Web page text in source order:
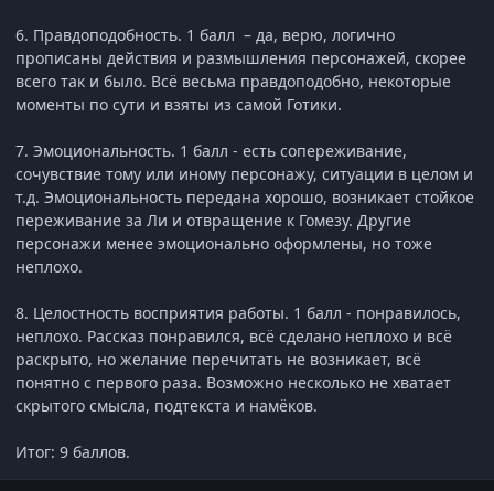
6. Правдоподобность. 1 балл – да, верю, логично
прописаны действия и размышления персонажей, скорее
всего так и было. Всё весьма правдоподобно, некоторые
моменты по сути и взяты из самой Готики.
7. Эмоциональность. 1 балл - есть сопереживание,
сочувствие тому или иному персонажу, ситуации в целом и
т.д. Эмоциональность передана хорошо, возникает стойкое
переживание за Ли и отвращение к Гомезу. Другие
персонажи менее эмоционально оформлены, но тоже
неплохо.
8. Целостность восприятия работы. 1 балл - понравилось,
неплохо. Рассказ понравился, всё сделано неплохо и всё
раскрыто, но желание перечитать не возникает, всё
понятно с первого раза. Возможно несколько не хватает
скрытого смысла, подтекста и намёков.
Итог: 9 баллов.